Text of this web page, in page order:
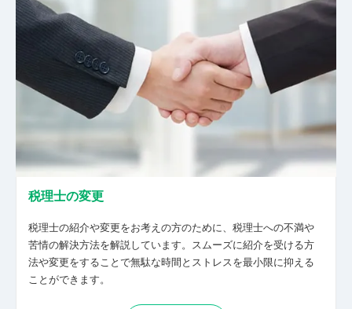
税理士の変更
税理士の紹介や変更をお考えの方のために、税理士への不満や
苦情の解決方法を解説しています。スムーズに紹介を受ける方
法や変更をすることで無駄な時間とストレスを最小限に抑える
ことができます。